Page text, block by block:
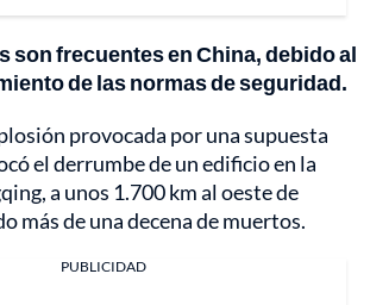
son frecuentes en China, debido al
de las normas de seguridad.
provocada por una supuesta
el derrumbe de un edificio en la
a unos 1.700 km al oeste de
más de una decena de muertos.
PUBLICIDAD